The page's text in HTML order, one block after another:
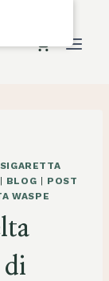
SIGARETTA
BLOG
POST
WASPE
di